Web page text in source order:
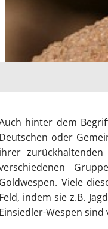
hinter dem
Deutschen oder
ihrer zurückhaltenden
Goldwespen. Viele
Feld, indem sie z.B.
Einsiedler-Wespen